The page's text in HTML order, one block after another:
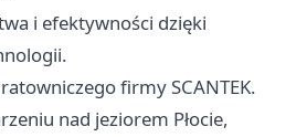
i efektywności dzięki
firmy SCANTEK.
nad jeziorem Płocie,